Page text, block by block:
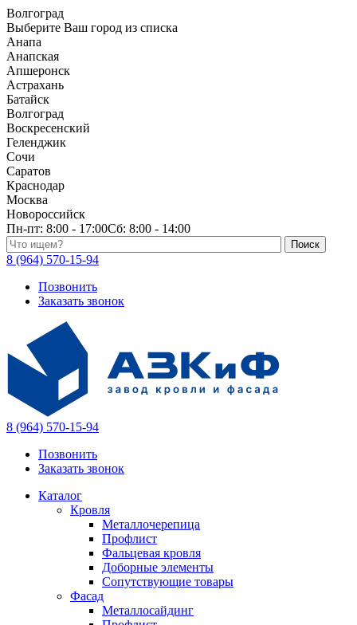
Волгоград
Выберите Ваш город из списка
Анапа
Анапская
Апшеронск
Астрахань
Батайск
Волгоград
Воскресенский
Геленджик
Сочи
Саратов
Краснодар
Москва
Новороссийск
Пн-пт: 8:00 - 17:00Сб: 8:00 - 14:00
Поиск по каталогу
8 (964) 570-15-94
Позвонить
Заказать звонок
8 (964) 570-15-94
Позвонить
Заказать звонок
Каталог
Кровля
Металлочерепица
Профлист
Фальцевая кровля
Доборные элементы
Сопутствующие товары
Фасад
Металлосайдинг